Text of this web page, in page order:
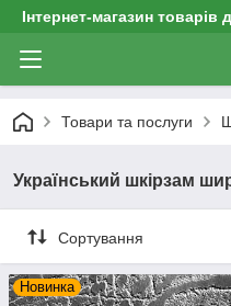
Інтернет-магазин товарів
Товари та послуги
Український шкірзам
Сортування
Новинка